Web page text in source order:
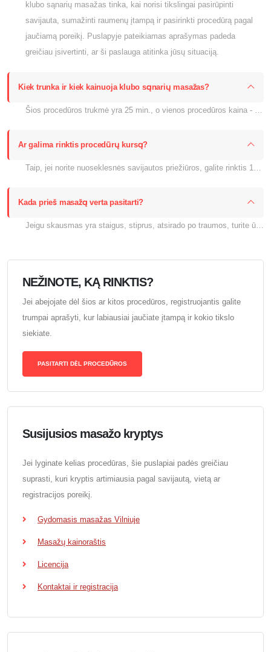
klubo sąnarių masažas tinka, kai norisi tikslingai pasirūpinti
savijauta, sumažinti raumenų įtampą ir pasirinkti procedūrą pagal
jaučiamą poreikį. Puslapyje pateikiamas aprašymas padeda
greičiau įsivertinti, ar ši paslauga atitinka jūsų situaciją.
Kiek trunka ir kiek kainuoja klubo sąnarių masažas?
Ar galima rinktis procedūrų kursą?
Kada prieš masažą verta pasitarti?
NEŽINOTE, KĄ RINKTIS?
Jei abejojate dėl šios ar kitos procedūros, registruojantis galite
trumpai aprašyti, kur labiausiai jaučiate įtampą ir kokio tikslo
siekiate.
PASITARTI DĖL PROCEDŪROS
Susijusios masažo kryptys
Jei lyginate kelias procedūras, šie puslapiai padės greičiau
suprasti, kuri kryptis artimiausia pagal savijautą, vietą ar
registracijos poreikį.
Gydomasis masažas Vilniuje
Masažų kainoraštis
Licencija
Kontaktai ir registracija